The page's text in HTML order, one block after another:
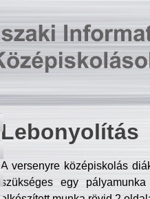
Lebonyolítás
A versenyre középiskolás
szükséges egy